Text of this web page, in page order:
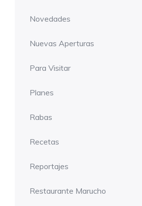
Novedades
Nuevas Aperturas
Para Visitar
Planes
Rabas
Recetas
Reportajes
Restaurante Marucho